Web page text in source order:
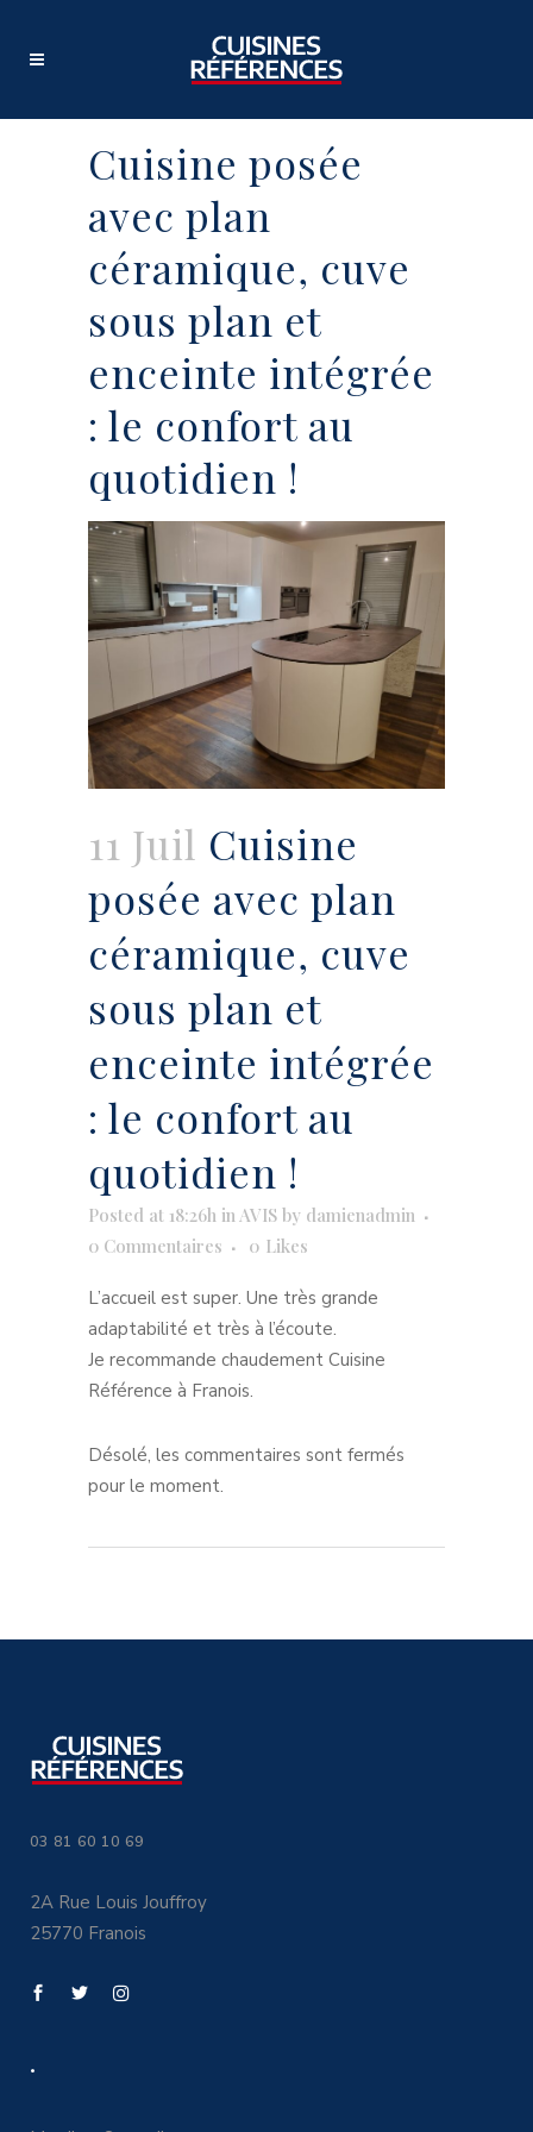
Cuisine posée
avec plan
céramique, cuve
sous plan et
enceinte intégrée
: le confort au
quotidien !
11 Juil Cuisine
posée avec plan
céramique, cuve
sous plan et
enceinte intégrée
: le confort au
quotidien !
Posted at 18:26h inAVIS by damienadmin
0 Commentaires
0 Likes
L’accueil est super. Une très grande
adaptabilité et très à l’écoute.
Je recommande chaudement Cuisine
Référence à Franois.
Désolé, les commentaires sont fermés
pour le moment.
03 81 60 10 69
2A Rue Louis Jouffroy
25770 Franois
.